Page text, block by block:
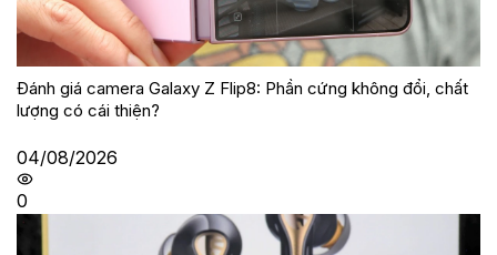
Đánh giá camera Galaxy Z Flip8: Phần cứng không đổi, chất
lượng có cái thiện?
04/08/2026
0